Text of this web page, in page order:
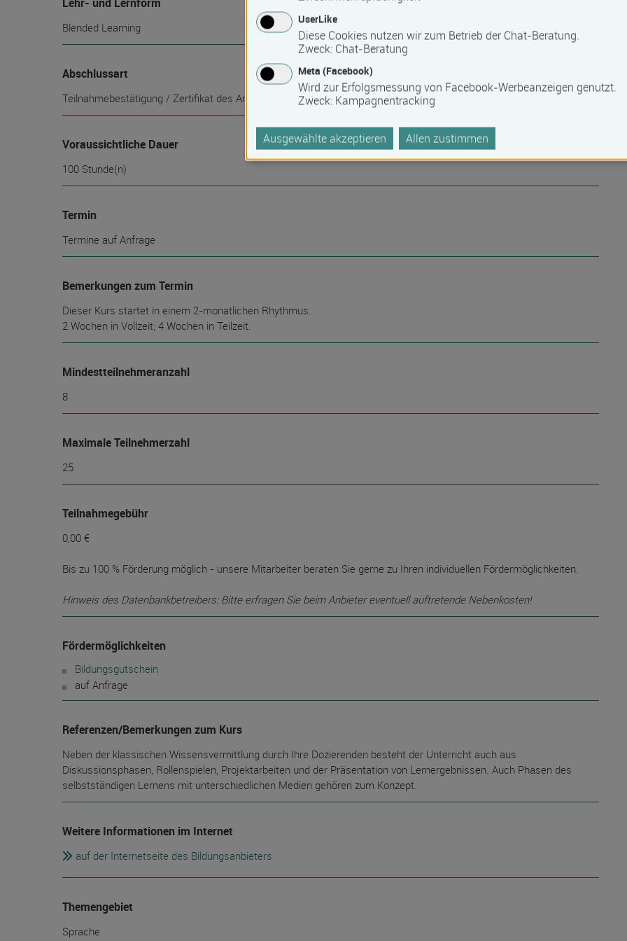
Blended Learning
Abschlussart
Teilnahmebestätigung / Zertifikat des Anbieters
Voraussichtliche Dauer
100 Stunde(n)
Termin
Termine auf Anfrage
Bemerkungen zum Termin
Dieser Kurs startet in einem 2-monatlichen Rhythmus.
2 Wochen in Vollzeit; 4 Wochen in Teilzeit.
Mindest­teilnehmer­anzahl
8
Maximale Teilnehmerzahl
25
Teilnahmegebühr
0,00 €
Bis zu 100 % Förderung möglich - unsere Mitarbeiter beraten Sie gerne zu Ihren individuellen Fördermöglichkeiten.
Hinweis des Datenbankbetreibers: Bitte erfragen Sie beim Anbieter eventuell auftretende Nebenkosten!
Fördermöglichkeiten
Bildungsgutschein
auf Anfrage
Referenzen/Bemerkungen zum Kurs
Neben der klassischen Wissensvermittlung durch Ihre Dozierenden besteht der Unterricht auch aus
Diskussionsphasen, Rollenspielen, Projektarbeiten und der Präsentation von Lernergebnissen. Auch Phasen des
selbstständigen Lernens mit unterschiedlichen Medien gehören zum Konzept.
Weitere Informationen im Internet
auf der Internetseite des Bildungsanbieters
Themengebiet
Sprache
UserLike
Diese Cookies nutzen wir zum Betrieb der Chat-Beratung.
Zweck: Chat-Beratung
Meta (Facebook)
Wird zur Erfolgsmessung von Facebook-Werbeanzeigen genutzt.
Zweck: Kampagnentracking
Ausgewählte akzeptieren Allen zustimmen